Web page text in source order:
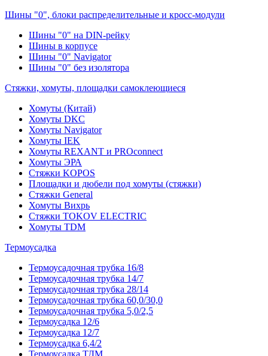
Шины "0", блоки распределительные и кросс-модули
Шины "0" на DIN-рейку
Шины в корпусе
Шины "0" Navigator
Шины "0" без изолятора
Стяжки, хомуты, площадки самоклеющиеся
Хомуты (Китай)
Хомуты DKC
Хомуты Navigator
Хомуты IEK
Хомуты REXANT и PROconnect
Хомуты ЭРА
Стяжки KOPOS
Площадки и дюбели под хомуты (стяжки)
Стяжки General
Хомуты Вихрь
Стяжки TOKOV ELECTRIC
Хомуты TDM
Термоусадка
Термоусадочная трубка 16/8
Термоусадочная трубка 14/7
Термоусадочная трубка 28/14
Термоусадочная трубка 60,0/30,0
Термоусадочная трубка 5,0/2,5
Термоусадка 12/6
Термоусадка 12/7
Термоусадка 6,4/2
Термоусадка ТДМ